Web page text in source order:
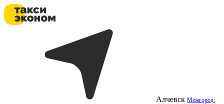
Алчевск Межгород: